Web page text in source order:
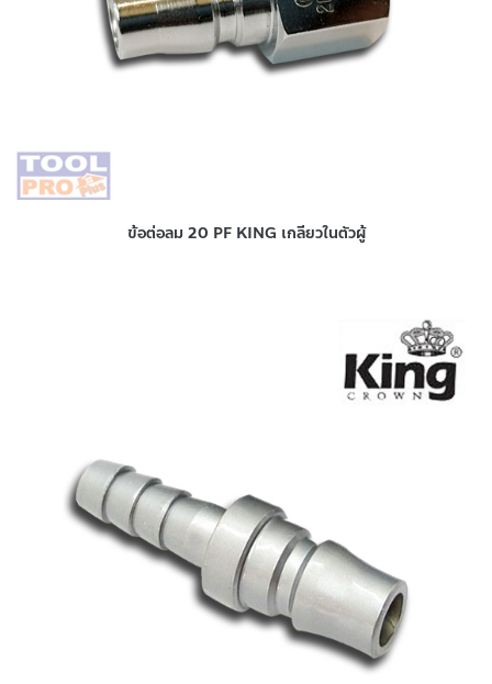
ข้อต่อลม 20 PF KING เกลียวในตัวผู้